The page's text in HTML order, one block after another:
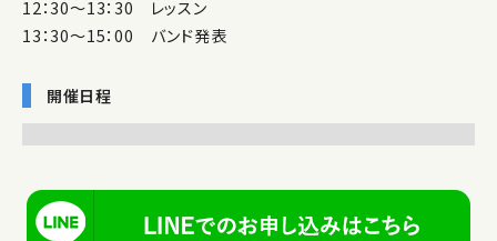
12：30～13：30 レッスン
13：30～15：00 バンド発表
開催日程